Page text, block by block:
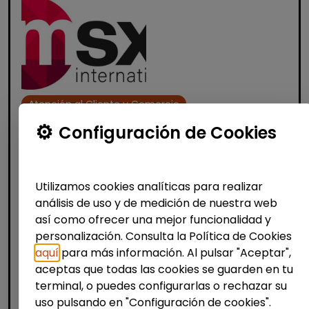
Atención al Cliente y Comercio
Consultoría y Asesoría
holandés o italiano
MSX Internacional | España(Madrid)
MSX International es el proveedor líder
mundial de soluciones comerciales
externalizadas para la industria automotriz
y opera en más de 80 países. La amplia
experienci...
Configuración de Cookies
Utilizamos cookies analíticas para realizar
análisis de uso y de medición de nuestra web
así como ofrecer una mejor funcionalidad y
personalización. Consulta la Política de Cookies
aquí para más información. Al pulsar "Aceptar",
aceptas que todas las cookies se guarden en tu
terminal, o puedes configurarlas o rechazar su
uso pulsando en "Configuración de cookies".